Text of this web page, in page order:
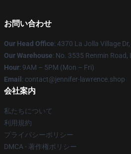
お問い合わせ
Our Head Office: 4370 La Jolla Village
Our Warehouse: No. 3535 Renmin
Hour: 9AM – 5PM (Mon – Fri)
Email : contact@jennifer-lawrence.shop
会社案内
私たちについて
利用規約
プライバシーポリシー
DMCA - 著作権ポリシー